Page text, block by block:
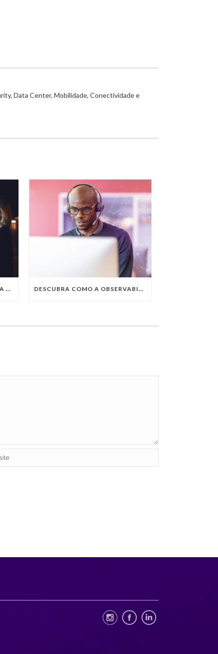
Data Center, Mobilidade, Conectividade e
QUAIS SÃO AS TENDÊNCIAS DA TECNOLOGIA DA INFORMAÇÃO PARA 2023? DESCUBRA COMO A OBSERVABILITY IMPULSIONA O SUCESSO DO SEU NEGÓCIO